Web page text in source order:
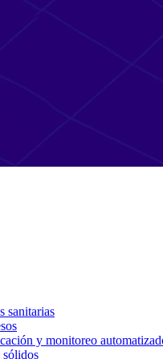
sanitarias
y monitoreo
sólidos